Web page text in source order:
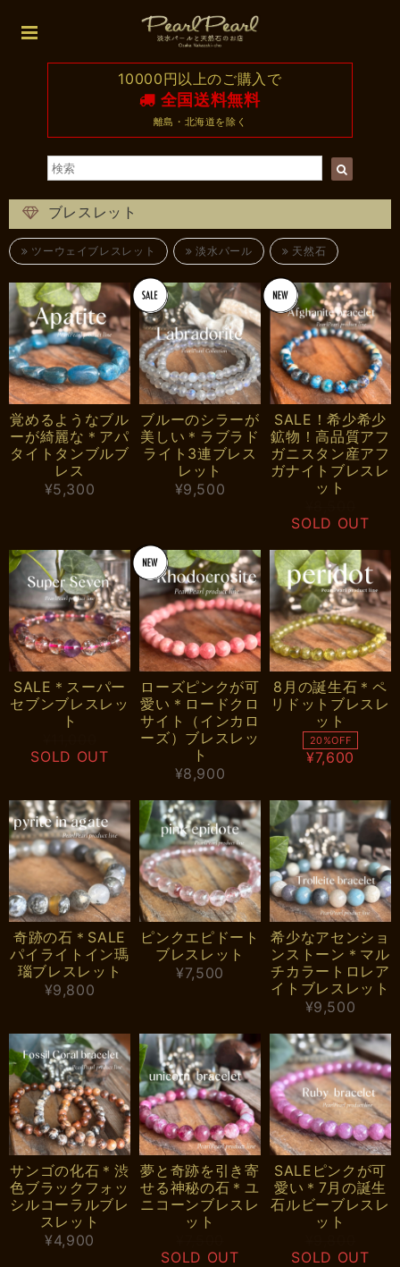
10000円以上のご購入で
全国送料無料
離島・北海道を除く
ブレスレット
ツーウェイブレスレット 淡水パール 天然石
覚めるようなブル
ーが綺麗な＊アパ
タイトタンブルブ
レス
¥5,300
ブルーのシラーが
美しい＊ラブラド
ライト3連ブレス
レット
¥9,500
SALE！希少希少
鉱物！高品質アフ
ガニスタン産アフ
ガナイトブレスレ
ット
SOLD OUT
SALE＊スーパー
セブンブレスレッ
ト
SOLD OUT
ローズピンクが可
愛い＊ロードクロ
サイト（インカロ
ーズ）ブレスレッ
ト
¥8,900
8月の誕生石＊ペ
リドットブレスレ
ット
20%OFF
¥7,600
奇跡の石＊SALE
パイライトイン瑪
瑙ブレスレット
¥9,800
ピンクエピドート
ブレスレット
¥7,500
希少なアセンショ
ンストーン＊マル
チカラートロレア
イトブレスレット
¥9,500
サンゴの化石＊渋
色ブラックフォッ
シルコーラルブレ
スレット
¥4,900
夢と奇跡を引き寄
せる神秘の石＊ユ
ニコーンブレスレ
ット
SOLD OUT
SALEピンクが可
愛い＊7月の誕生
石ルビーブレスレ
ット
SOLD OUT